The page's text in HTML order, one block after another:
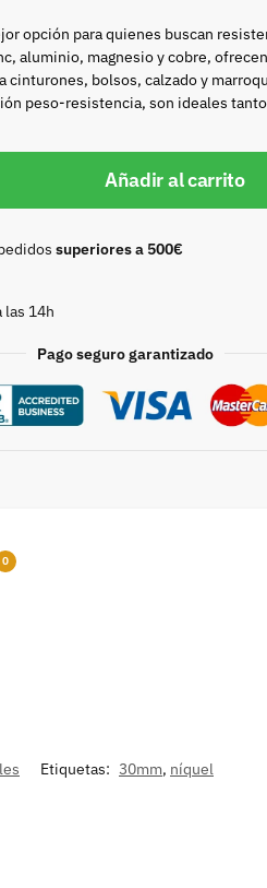
opción para quienes buscan
aluminio, magnesio y cobre,
cinturones, bolsos, calzado y
peso-resistencia, son ideales
Añadir al carrito
superiores a 500€
las 14h
Pago seguro garantizado
0
Etiquetas: 30mm, níquel